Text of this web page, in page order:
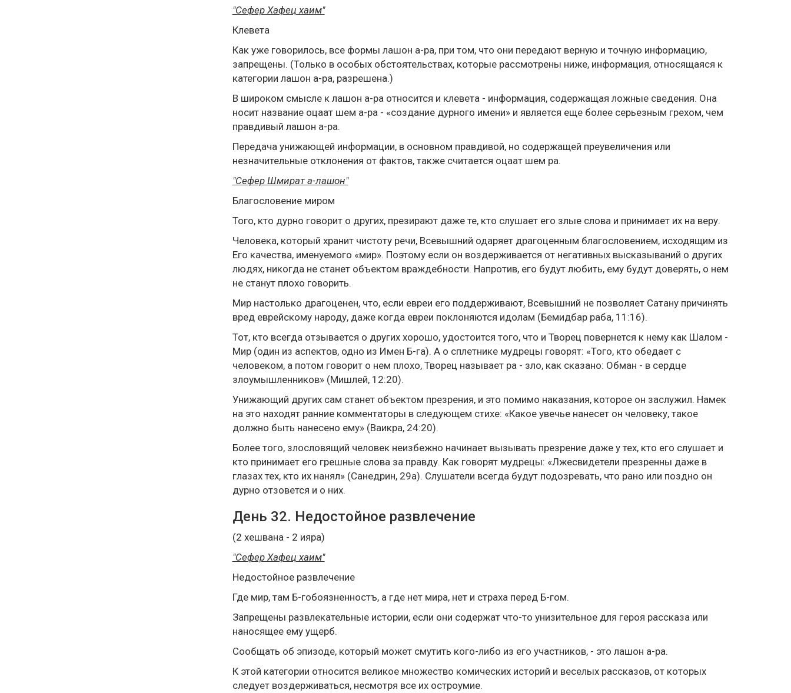
"Сефер Хафец хаим"
Клевета
Как уже говорилось, все формы лашон а-ра, при том, что они передают верную и точную информацию,
запрещены. (Только в особых обстоятельствах, которые рассмотрены ниже, информация, относящаяся к
категории лашон а-ра, разрешена.)
В широком смысле к лашон а-ра относится и клевета - информация, содержащая ложные сведения. Она
носит название оцаат шем а-ра - «создание дурного имени» и является еще более серьезным грехом, чем
правдивый лашон а-ра.
Передача унижающей информации, в основном правдивой, но содержащей преувеличения или
незначительные отклонения от фактов, также считается оцаат шем ра.
"Сефер Шмират а-лашон"
Благословение миром
Того, кто дурно говорит о других, презирают даже те, кто слушает его злые слова и принимает их на веру.
Человека, который хранит чистоту речи, Всевышний одаряет драгоценным благословением, исходящим из
Его качества, именуемого «мир». Поэтому если он воздерживается от негативных высказываний о других
людях, никогда не станет объектом враждебности. Напротив, его будут любить, ему будут доверять, о нем
не станут плохо говорить.
Мир настолько драгоценен, что, если евреи его поддерживают, Всевышний не позволяет Сатану причинять
вред еврейскому народу, даже когда евреи поклоняются идолам (Бемидбар раба, 11:16).
Тот, кто всегда отзывается о других хорошо, удостоится того, что и Творец повернется к нему как Шалом -
Мир (один из аспектов, одно из Имен Б-га). А о сплетнике мудрецы говорят: «Того, кто обедает с
человеком, а потом говорит о нем плохо, Творец называет ра - зло, как сказано: Обман - в сердце
злоумышленников» (Мишлей, 12:20).
Унижающий других сам станет объектом презрения, и это помимо наказания, которое он заслужил. Намек
на это находят ранние комментаторы в следующем стихе: «Какое увечье нанесет он человеку, такое
должно быть нанесено ему» (Ваикра, 24:20).
Более того, злословящий человек неизбежно начинает вызывать презрение даже у тех, кто его слушает и
кто принимает его грешные слова за правду. Как говорят мудрецы: «Лжесвидетели презренны даже в
глазах тех, кто их нанял» (Санедрин, 29а). Слушатели всегда будут подозревать, что рано или поздно он
дурно отзовется и о них.
День 32. Недостойное развлечение
(2 хешвана - 2 ияра)
"Сефер Хафец хаим"
Недостойное развлечение
Где мир, там Б-гобоязненностъ, а где нет мира, нет и страха перед Б-гом.
Запрещены развлекательные истории, если они содержат что-то унизительное для героя рассказа или
наносящее ему ущерб.
Сообщать об эпизоде, который может смутить кого-либо из его участников, - это лашон а-ра.
К этой категории относится великое множество комических историй и веселых рассказов, от которых
следует воздерживаться, несмотря все их остроумие.